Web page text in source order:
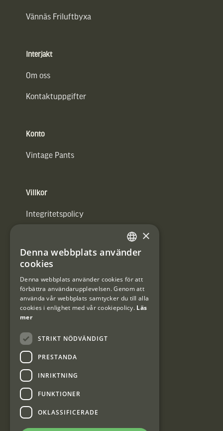
Vännäs Friluftbyxa
Interjakt
Om oss
Kontaktuppgifter
Konto
Vintage Pants
Villkor
Integritetspolicy
#Interjaktfamily
Kundklubb
Information om kundklubben.
Interjakt Sweden AB, Årjäng
SWEDISH
×
Denna webbplats använder
cookies
Denna webbplats använder cookies för att
förbättra användarupplevelsen. Genom att
använda vår webbplats samtycker du till alla
cookies i enlighet med vår cookiepolicy. Läs
mer
STRIKT NÖDVÄNDIGT
PRESTANDA
INRIKTNING
FUNKTIONER
OKLASSIFICERADE